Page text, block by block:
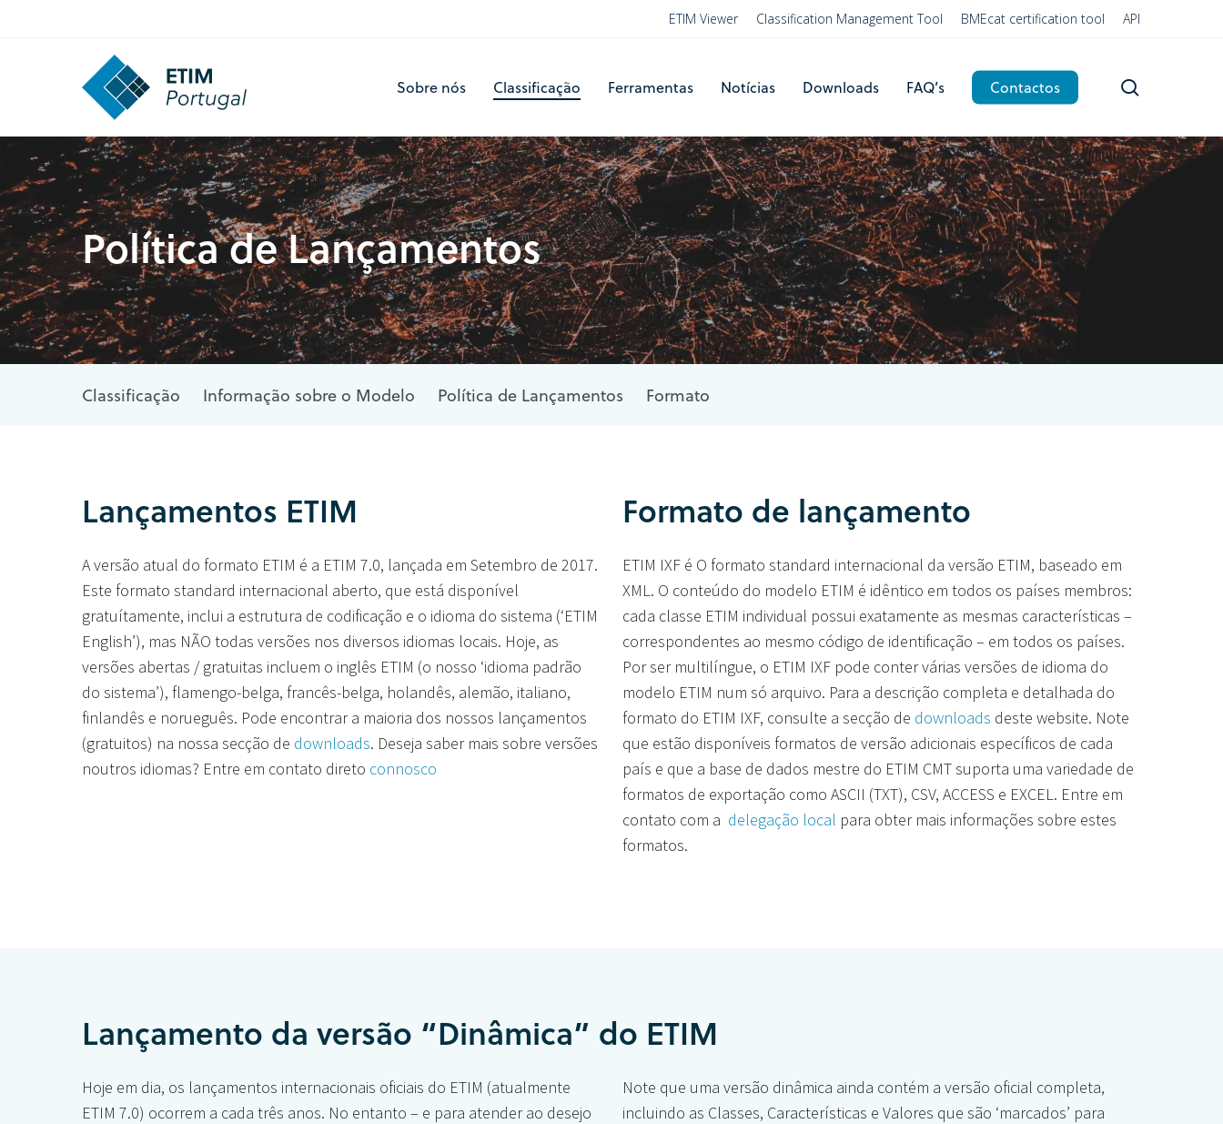
ETIM Viewer Classification Management Tool BMEcat certification tool API
Sobre nós Classificação Ferramentas Notícias Downloads FAQ’s Contactos
Política de Lançamentos
Classificação Informação sobre o Modelo Política de Lançamentos Formato
Lançamentos ETIM
A versão atual do formato ETIM é a ETIM 7.0, lançada em Setembro de 2017.
Este formato standard internacional aberto, que está disponível
gratuítamente, inclui a estrutura de codificação e o idioma do sistema (‘ETIM
English’), mas NÃO todas versões nos diversos idiomas locais. Hoje, as
versões abertas / gratuitas incluem o inglês ETIM (o nosso ‘idioma padrão
do sistema’), flamengo-belga, francês-belga, holandês, alemão, italiano,
finlandês e norueguês. Pode encontrar a maioria dos nossos lançamentos
(gratuitos) na nossa secção de downloads. Deseja saber mais sobre versões
noutros idiomas? Entre em contato direto connosco
Formato de lançamento
ETIM IXF é O formato standard internacional da versão ETIM, baseado em
XML. O conteúdo do modelo ETIM é idêntico em todos os países membros:
cada classe ETIM individual possui exatamente as mesmas características –
correspondentes ao mesmo código de identificação – em todos os países.
Por ser multilíngue, o ETIM IXF pode conter várias versões de idioma do
modelo ETIM num só arquivo. Para a descrição completa e detalhada do
formato do ETIM IXF, consulte a secção de downloads deste website. Note
que estão disponíveis formatos de versão adicionais específicos de cada
país e que a base de dados mestre do ETIM CMT suporta uma variedade de
formatos de exportação como ASCII (TXT), CSV, ACCESS e EXCEL. Entre em
contato com a delegação local para obter mais informações sobre estes
formatos.
Lançamento da versão “Dinâmica” do ETIM
Hoje em dia, os lançamentos internacionais oficiais do ETIM (atualmente
ETIM 7.0) ocorrem a cada três anos. No entanto – e para atender ao desejo
Note que uma versão dinâmica ainda contém a versão oficial completa,
incluindo as Classes, Características e Valores que são ‘marcados’ para